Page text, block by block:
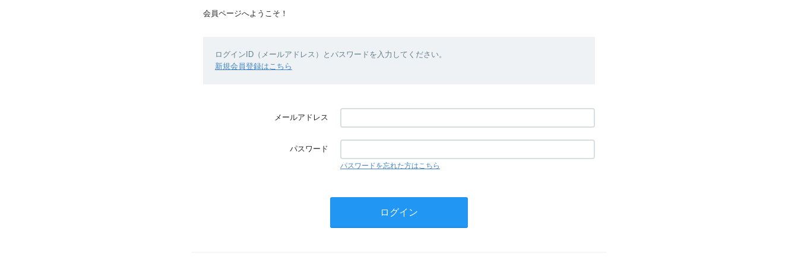
会員ページへようこそ！
ログインID（メールアドレス）とパスワードを入力してください。
新規会員登録はこちら
メールアドレス
パスワード
パスワードを忘れた方はこちら